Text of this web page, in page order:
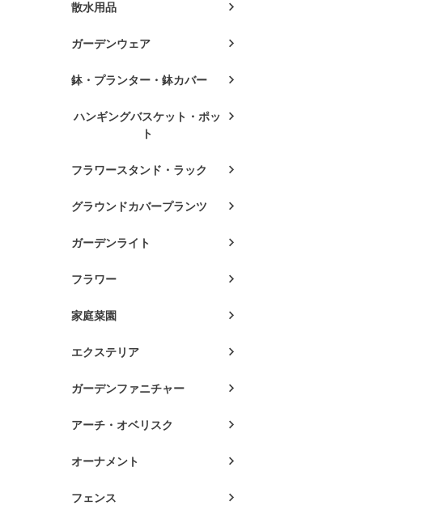
散水用品
ガーデンウェア
鉢・プランター・鉢カバー
ハンギングバスケット・ポッ
ト
フラワースタンド・ラック
グラウンドカバープランツ
ガーデンライト
フラワー
家庭菜園
エクステリア
ガーデンファニチャー
アーチ・オベリスク
オーナメント
フェンス